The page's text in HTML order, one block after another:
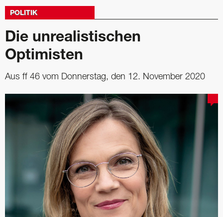
POLITIK
Die unrealistischen
Optimisten
Aus ff 46 vom Donnerstag, den 12. November 2020